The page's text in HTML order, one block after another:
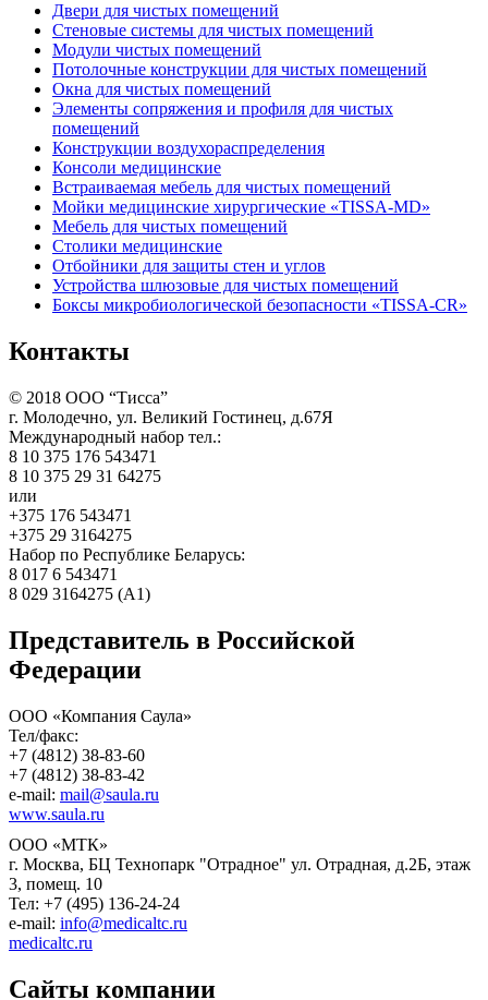
Двери для чистых помещений
Стеновые системы для чистых помещений
Модули чистых помещений
Потолочные конструкции для чистых помещений
Окна для чистых помещений
Элементы сопряжения и профиля для чистых
помещений
Конструкции воздухораспределения
Консоли медицинские
Встраиваемая мебель для чистых помещений
Мойки медицинские хирургические «TISSA-MD»
Мебель для чистых помещений
Столики медицинские
Отбойники для защиты стен и углов
Устройства шлюзовые для чистых помещений
Боксы микробиологической безопасности «TISSA-CR»
Контакты
© 2018 ООО “Тисса”
г. Молодечно, ул. Великий Гостинец, д.67Я
Международный набор тел.:
8 10 375 176 543471
8 10 375 29 31 64275
или
+375 176 543471
+375 29 3164275
Набор по Республике Беларусь:
8 017 6 543471
8 029 3164275 (А1)
Представитель в Российской
Федерации
ООО «Компания Саула»
Тел/факс:
+7 (4812) 38-83-60
+7 (4812) 38-83-42
e-mail: mail@saula.ru
www.saula.ru
ООО «МТК»
г. Москва, БЦ Технопарк "Отрадное" ул. Отрадная, д.2Б, этаж
3, помещ. 10
Тел: +7 (495) 136-24-24
e-mail: info@medicaltc.ru
medicaltc.ru
Сайты компании